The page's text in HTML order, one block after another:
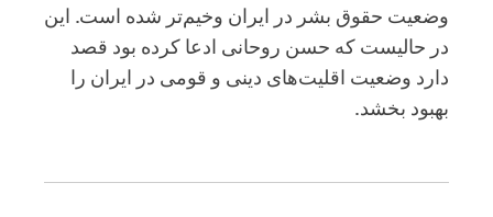
وضعیت حقوق بشر در ایران وخیم‌تر شده است. این
در حالیست که حسن روحانی ادعا کرده بود قصد
دارد وضعیت اقلیت‌های دینی و قومی در ایران را
بهبود بخشد.